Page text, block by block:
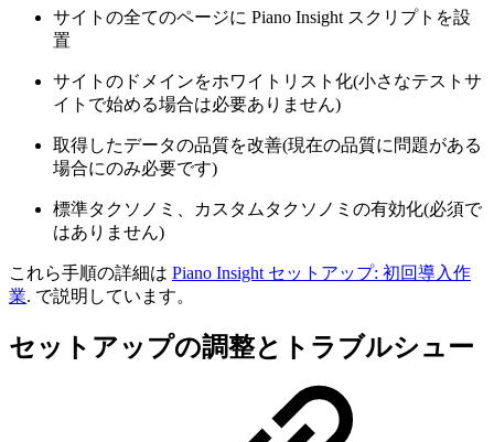
サイトの全てのページに Piano Insight スクリプトを設
置
サイトのドメインをホワイトリスト化(小さなテストサ
イトで始める場合は必要ありません)
取得したデータの品質を改善(現在の品質に問題がある
場合にのみ必要です)
標準タクソノミ、カスタムタクソノミの有効化(必須で
はありません)
これら手順の詳細は Piano Insight セットアップ: 初回導入作
業. で説明しています。
セットアップの調整とトラブルシュー